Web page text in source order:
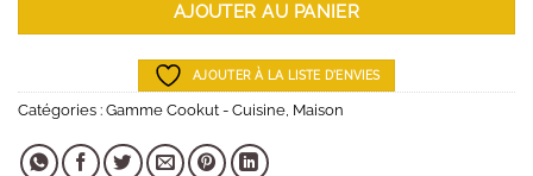
AJOUTER AU PANIER
AJOUTER À LA LISTE D'ENVIES
Catégories : Gamme Cookut - Cuisine, Maison